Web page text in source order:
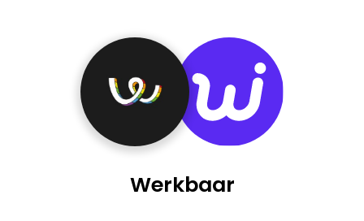
Werkbaar